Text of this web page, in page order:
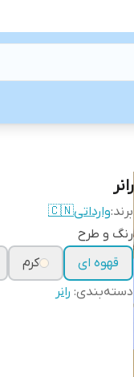
رانر
برند:وارداتی🇨🇳
رنگ و طرح
قهوه ای
کرم
دسته‌بندی: رانر